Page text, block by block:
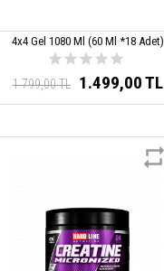
4x4 Gel 1080 Ml (60 Ml *18 Adet)
1.799,00 TL 1.499,00 TL